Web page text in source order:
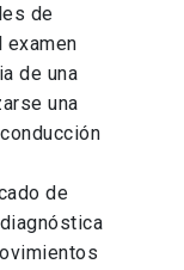
de
examen
de una
una
de